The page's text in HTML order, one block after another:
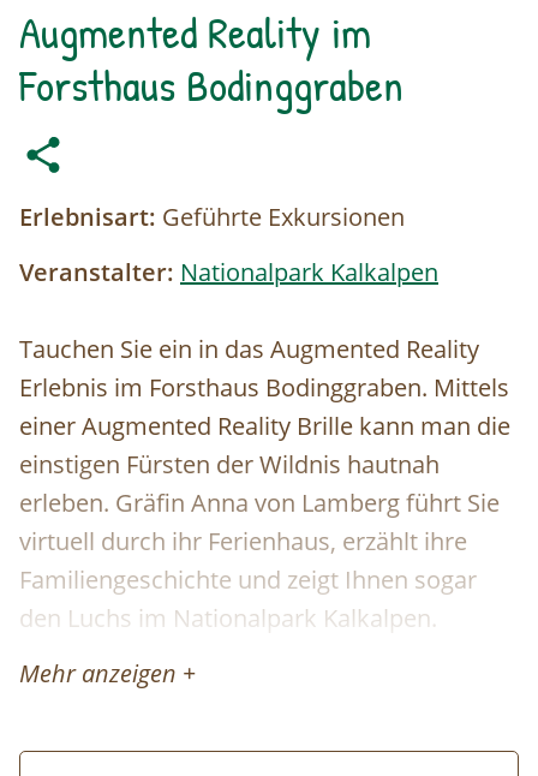
Augmented Reality im
Forsthaus Bodinggraben
Erlebnisart: Geführte Exkursionen
Veranstalter: Nationalpark Kalkalpen
Tauchen Sie ein in das Augmented Reality
Erlebnis im Forsthaus Bodinggraben. Mittels
einer Augmented Reality Brille kann man die
einstigen Fürsten der Wildnis hautnah
erleben. Gräfin Anna von Lamberg führt Sie
virtuell durch ihr Ferienhaus, erzählt ihre
Familiengeschichte und zeigt Ihnen sogar
den Luchs im Nationalpark Kalkalpen.
Ablauf: Die Tour startet mit einem kurzen
Bodinggraben bis zum Forsthaus, bei dem
Mehr anzeigen +